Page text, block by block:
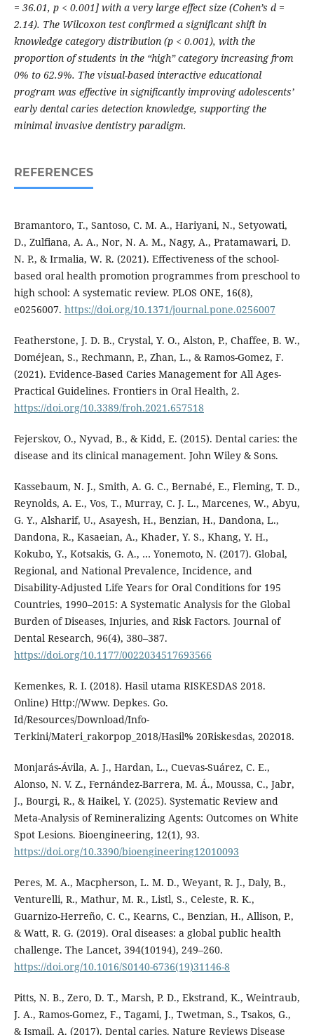
= 36.01, p < 0.001] with a very large effect size (Cohen’s d =
2.14). The Wilcoxon test confirmed a significant shift in
knowledge category distribution (p < 0.001), with the
proportion of students in the “high” category increasing from
0% to 62.9%. The visual-based interactive educational
program was effective in significantly improving adolescents’
early dental caries detection knowledge, supporting the
minimal invasive dentistry paradigm.
REFERENCES
Bramantoro, T., Santoso, C. M. A., Hariyani, N., Setyowati,
D., Zulfiana, A. A., Nor, N. A. M., Nagy, A., Pratamawari, D.
N. P., & Irmalia, W. R. (2021). Effectiveness of the school-
based oral health promotion programmes from preschool to
high school: A systematic review. PLOS ONE, 16(8),
e0256007. https://doi.org/10.1371/journal.pone.0256007
Featherstone, J. D. B., Crystal, Y. O., Alston, P., Chaffee, B. W.,
Doméjean, S., Rechmann, P., Zhan, L., & Ramos-Gomez, F.
(2021). Evidence-Based Caries Management for All Ages-
Practical Guidelines. Frontiers in Oral Health, 2.
https://doi.org/10.3389/froh.2021.657518
Fejerskov, O., Nyvad, B., & Kidd, E. (2015). Dental caries: the
disease and its clinical management. John Wiley & Sons.
Kassebaum, N. J., Smith, A. G. C., Bernabé, E., Fleming, T. D.,
Reynolds, A. E., Vos, T., Murray, C. J. L., Marcenes, W., Abyu,
G. Y., Alsharif, U., Asayesh, H., Benzian, H., Dandona, L.,
Dandona, R., Kasaeian, A., Khader, Y. S., Khang, Y. H.,
Kokubo, Y., Kotsakis, G. A., … Yonemoto, N. (2017). Global,
Regional, and National Prevalence, Incidence, and
Disability-Adjusted Life Years for Oral Conditions for 195
Countries, 1990–2015: A Systematic Analysis for the Global
Burden of Diseases, Injuries, and Risk Factors. Journal of
Dental Research, 96(4), 380–387.
https://doi.org/10.1177/0022034517693566
Kemenkes, R. I. (2018). Hasil utama RISKESDAS 2018.
Online) Http://Www. Depkes. Go.
Id/Resources/Download/Info-
Terkini/Materi_rakorpop_2018/Hasil% 20Riskesdas, 202018.
Monjarás-Ávila, A. J., Hardan, L., Cuevas-Suárez, C. E.,
Alonso, N. V. Z., Fernández-Barrera, M. Á., Moussa, C., Jabr,
J., Bourgi, R., & Haikel, Y. (2025). Systematic Review and
Meta-Analysis of Remineralizing Agents: Outcomes on White
Spot Lesions. Bioengineering, 12(1), 93.
https://doi.org/10.3390/bioengineering12010093
Peres, M. A., Macpherson, L. M. D., Weyant, R. J., Daly, B.,
Venturelli, R., Mathur, M. R., Listl, S., Celeste, R. K.,
Guarnizo-Herreño, C. C., Kearns, C., Benzian, H., Allison, P.,
& Watt, R. G. (2019). Oral diseases: a global public health
challenge. The Lancet, 394(10194), 249–260.
https://doi.org/10.1016/S0140-6736(19)31146-8
Pitts, N. B., Zero, D. T., Marsh, P. D., Ekstrand, K., Weintraub,
J. A., Ramos-Gomez, F., Tagami, J., Twetman, S., Tsakos, G.,
& Ismail, A. (2017). Dental caries. Nature Reviews Disease